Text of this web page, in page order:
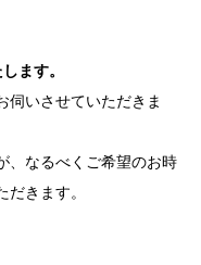
ます。
伺いさせていただきま
、なるべくご希望のお時
きます。